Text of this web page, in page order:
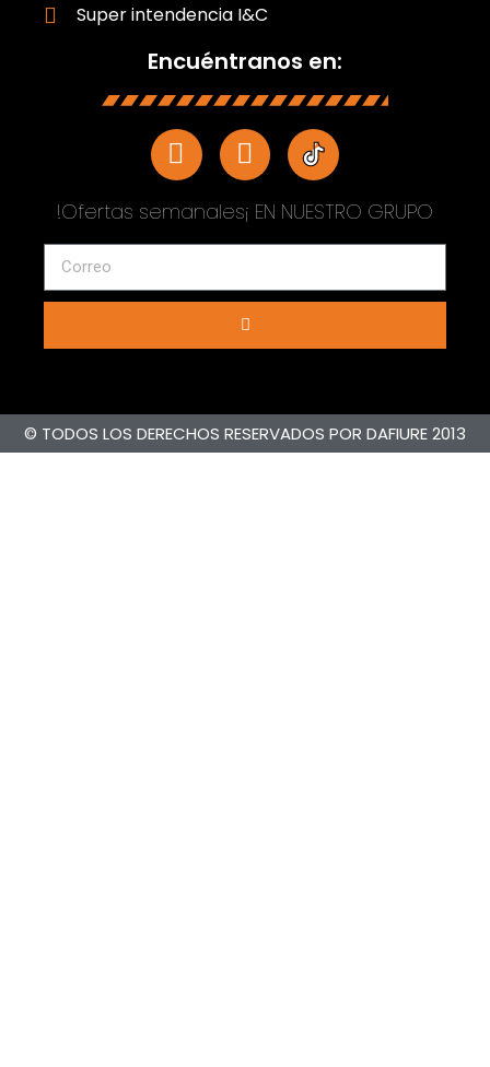
Super intendencia I&C
Encuéntranos en:
!Ofertas semanales¡ EN NUESTRO GRUPO
© TODOS LOS DERECHOS RESERVADOS POR DAFIURE 2013